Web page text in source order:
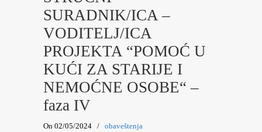
SURADNIK/ICA –
VODITELJ/ICA
PROJEKTA “POMOĆ U
KUĆI ZA STARIJE I
NEMOĆNE OSOBE“ –
faza IV
On 02/05/2024 / obaveštenja